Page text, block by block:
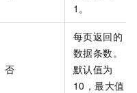
1。
否
每页返回的
数据条数。
默认值为
10，最大值